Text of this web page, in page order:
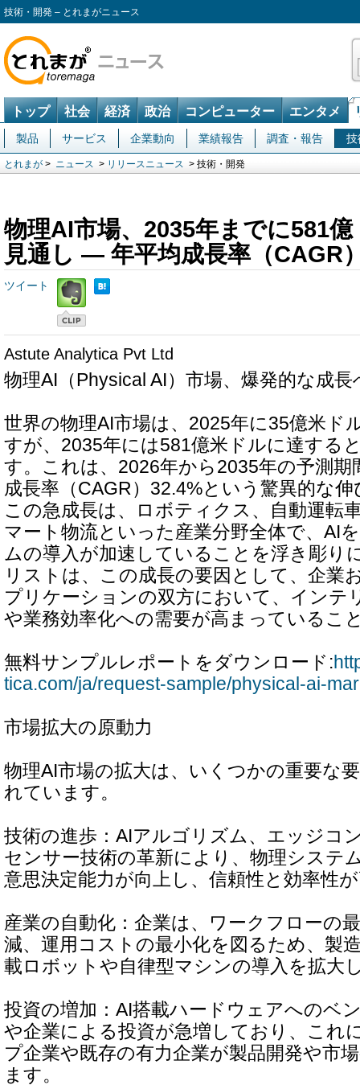
技術・開発 – とれまがニュース
トップ 社会 経済 政治 コンピューター エンタメ
製品 サービス 企業動向 業績報告 調査・報告 技
とれまが > ニュース > リリースニュース > 技術・開発
物理AI市場、2035年までに581
見通し ― 年平均成長率（CAGR
ツイート
Astute Analytica Pvt Ltd
物理AI（Physical AI）市場、爆発的な成長
世界の物理AI市場は、2025年に35億米ド
すが、2035年には581億米ドルに達する
す。これは、2026年から2035年の予測期
成長率（CAGR）32.4%という驚異的な
この急成長は、ロボティクス、自動運転
マート物流といった産業分野全体で、AI
ムの導入が加速していることを浮き彫り
リストは、この成長の要因として、企業
プリケーションの双方において、インテ
や業務効率化への需要が高まっているこ
無料サンプルレポートをダウンロード:
tica.com/ja/request-sample/physical-ai-
市場拡大の原動力
物理AI市場の拡大は、いくつかの重要な
れています。
技術の進歩：AIアルゴリズム、エッジコ
センサー技術の革新により、物理システ
意思決定能力が向上し、信頼性と効率性
産業の自動化：企業は、ワークフローの
減、運用コストの最小化を図るため、製
載ロボットや自律型マシンの導入を拡大
投資の増加：AI搭載ハードウェアへのベ
や企業による投資が急増しており、これ
プ企業や既存の有力企業が製品開発や市
ます。